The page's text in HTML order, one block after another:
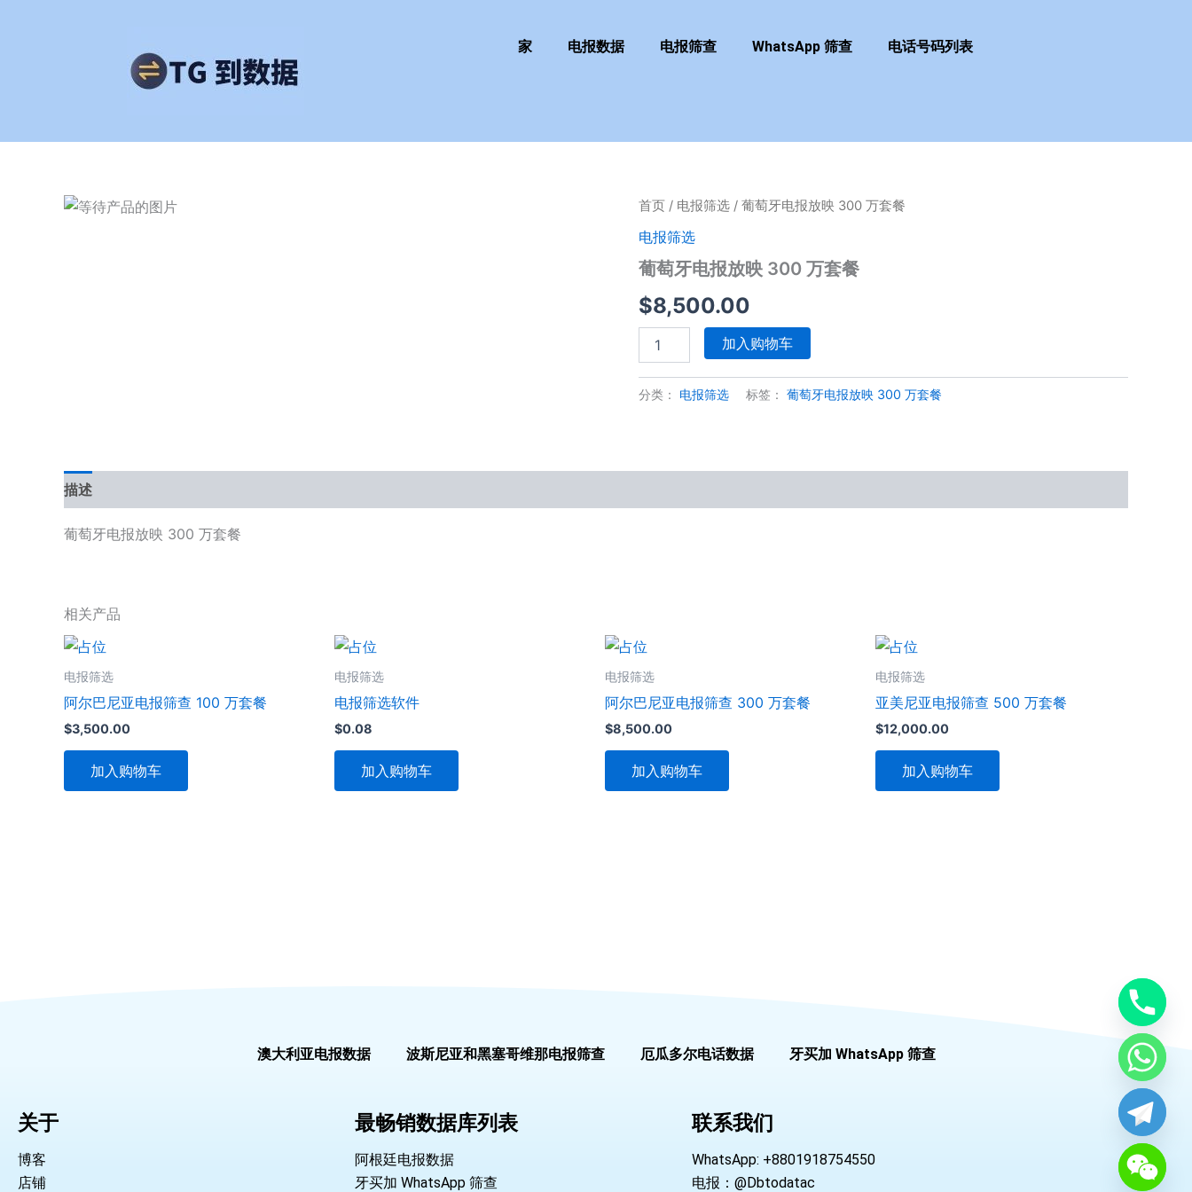
家 电报数据 电报筛查 WhatsApp 筛查 电话号码列表
首页 / 电报筛选 / 葡萄牙电报放映 300 万套餐
电报筛选
葡萄牙电报放映 300 万套餐
$8,500.00
葡
牙
电
报
映
300
套
餐
数
加入购物车
分类： 电报筛选 标签： 葡萄牙电报放映 300 万套餐
描述
葡萄牙电报放映 300 万套餐
相关产品
电报筛选
阿尔巴尼亚电报筛查 100 万套餐
$3,500.00
加入购物车
电报筛选
电报筛选软件
$0.08
加入购物车
电报筛选
阿尔巴尼亚电报筛查 300 万套餐
$8,500.00
加入购物车
电报筛选
亚美尼亚电报筛查 500 万套餐
$12,000.00
加入购物车
澳大利亚电报数据 波斯尼亚和黑塞哥维那电报筛查 厄瓜多尔电话数据 牙买加 WhatsApp 筛查
关于
博客
店铺
最畅销数据库列表
阿根廷电报数据
牙买加 WhatsApp 筛查
联系我们
WhatsApp: +8801918754550
电报：@Dbtodatac